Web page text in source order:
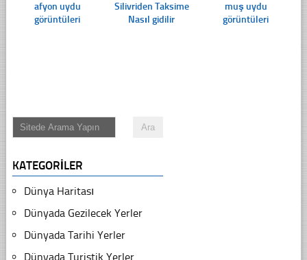
afyon uydu
görüntüleri
Silivriden Taksime
Nasıl gidilir
muş uydu
görüntüleri
KATEGORILER
Dünya Haritası
Dünyada Gezilecek Yerler
Dünyada Tarihi Yerler
Dünyada Turistik Yerler